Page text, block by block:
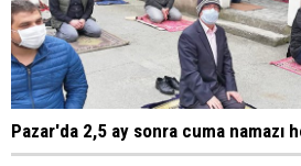
Pazar'da 2,5 ay sonra cuma namazı